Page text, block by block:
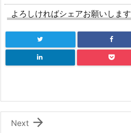
よろしければシェアお願いします

Next